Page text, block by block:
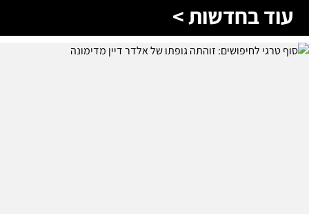
עוד בחדשות >